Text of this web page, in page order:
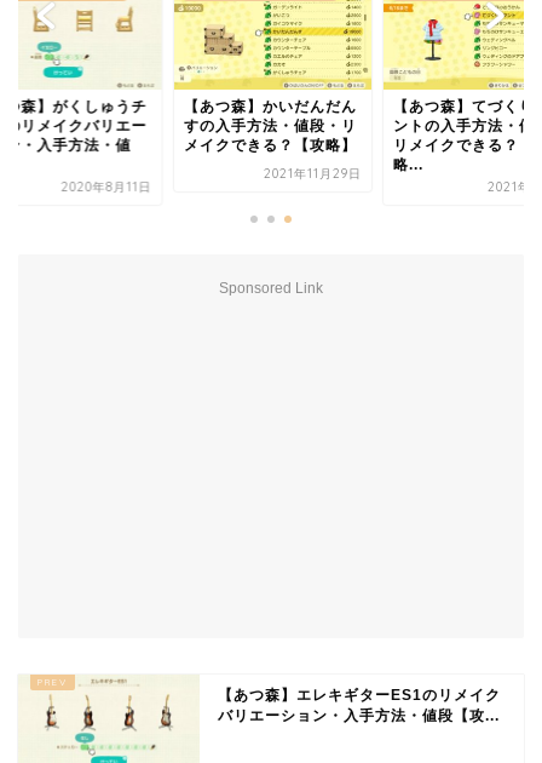
つ森】がくしゅうチ
のリメイクバリエー
ン・入手方法・値
2020年8月11日
【あつ森】かいだんだん
すの入手方法・値段・リ
メイクできる？【攻略】
2021年11月29日
【あつ森】てづくり
ントの入手方法・値
リメイクできる？【
略...
2021年6
Sponsored Link
【あつ森】エレキギターES1のリメイク
バリエーション・入手方法・値段【攻...